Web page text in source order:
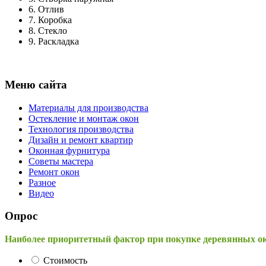
6. Отлив
7. Коробка
8. Стекло
9. Раскладка
Меню сайта
Материалы для производства
Остекление и монтаж окон
Технология производства
Дизайн и ремонт квартир
Оконная фурнитура
Советы мастера
Ремонт окон
Разное
Видео
Опрос
Наиболее приоритетный фактор при покупке деревянных
Стоимость